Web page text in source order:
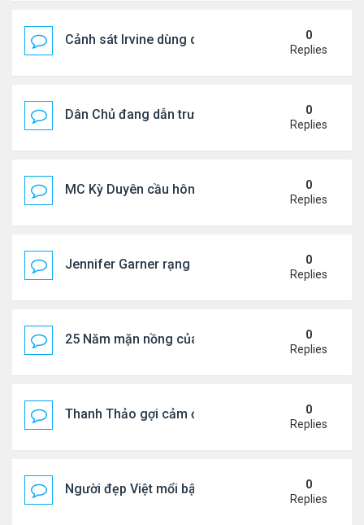
Cảnh sát Irvine dùng drone bắt kẻ trộm trong
0
Replies
Dân Chủ đang dẫn trước Cộng Hòa trong các
0
Replies
MC Kỳ Duyên cầu hôn lại chồng cũ
0
Replies
Jennifer Garner rạng rỡ bên bạn trai kém 6 tuổi
0
Replies
25 Năm mặn nồng của 'Điệp viên 007'
0
Replies
Thanh Thảo gợi cảm ở tuổi 49
0
Replies
Người đẹp Việt mổi bật giữa dàn sao châu Á
0
Replies